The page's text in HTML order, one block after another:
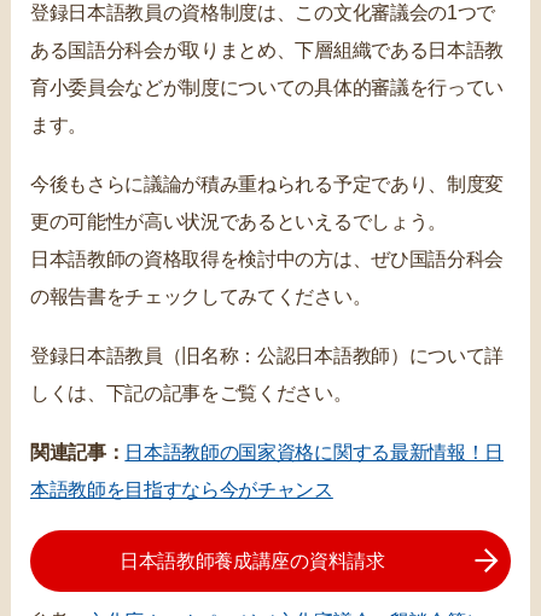
登録日本語教員の資格制度は、この文化審議会の1つで
ある国語分科会が取りまとめ、下層組織である日本語教
育小委員会などが制度についての具体的審議を行ってい
ます。
今後もさらに議論が積み重ねられる予定であり、制度変
更の可能性が高い状況であるといえるでしょう。
日本語教師の資格取得を検討中の方は、ぜひ国語分科会
の報告書をチェックしてみてください。
登録日本語教員（旧名称：公認日本語教師）について詳
しくは、下記の記事をご覧ください。
関連記事： 日本語教師の国家資格に関する最新情報！日
本語教師を目指すなら今がチャンス
日本語教師養成講座の資料請求